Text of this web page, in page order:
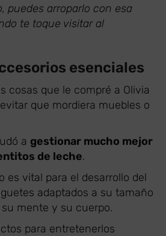
puedes arroparlo con esa
te toque visitar al
esenciales
cosas que le compré a Olivia
que mordiera muebles o
a gestionar mucho mejor
de leche.
es vital para el desarrollo del
adaptados a su tamaño
mente y su cuerpo.
para entretenerlos